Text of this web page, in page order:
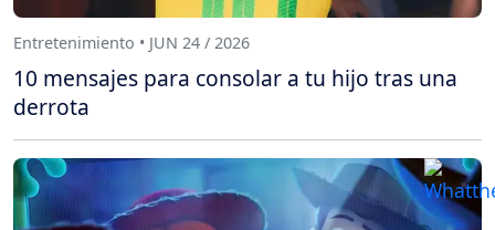
Entretenimiento • JUN 24 / 2026
10 mensajes para consolar a tu hijo tras una
derrota